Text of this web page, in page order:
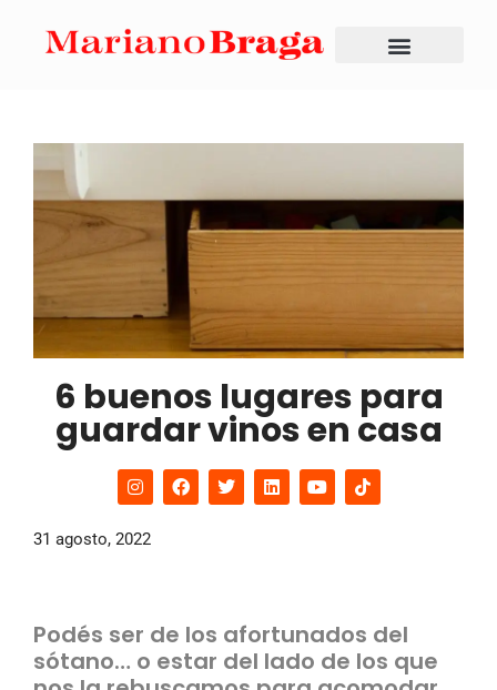
6 buenos lugares para
guardar vinos en casa
31 agosto, 2022
Podés ser de los afortunados del
sótano… o estar del lado de los que